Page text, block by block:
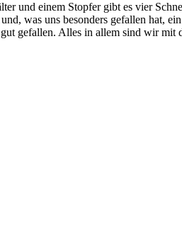
und einem Stopfer gibt es vier
was uns besonders gefallen hat,
gefallen. Alles in allem sind wir